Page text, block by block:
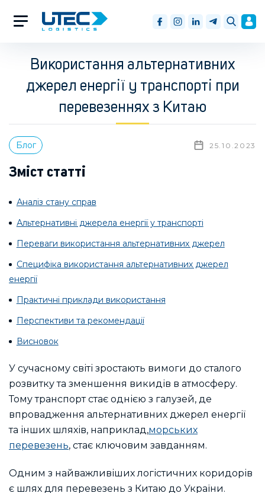
Використання альтернативних
джерел енергії у транспорті при
перевезеннях з Китаю
Блог 25.10.2023
Зміст статті
Аналіз стану справ
Альтернативні джерела енергії у транспорті
Переваги використання альтернативних джерел
Специфіка використання альтернативних джерел
енергії
Практичні приклади використання
Перспективи та рекомендації
Висновок
У сучасному світі зростають вимоги до сталого
розвитку та зменшення викидів в атмосферу.
Тому транспорт стає однією з галузей, де
впровадження альтернативних джерел енергії
та інших шляхів, наприклад,морських
перевезень, стає ключовим завданням.
Одним з найважливіших логістичних коридорів
є шлях для перевезень з Китаю до України.